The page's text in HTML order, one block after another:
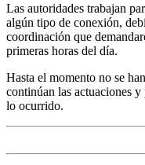
Las autoridades trabajan
algún tipo de conexión,
coordinación que
primeras horas del día.
Hasta el momento no se
continúan las actuaciones y
lo ocurrido.